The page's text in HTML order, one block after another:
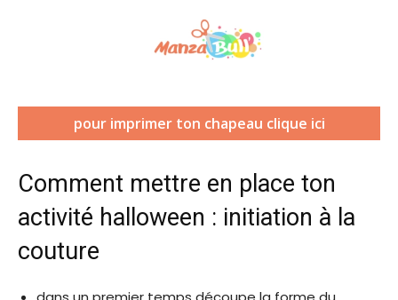
pour imprimer ton chapeau clique ici(
s
o
u
v
r
Comment mettre en place ton
activité halloween : initiation à la
couture